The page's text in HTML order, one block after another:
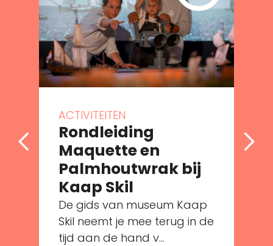
ACTIVITEITEN
Rondleiding
Maquette en
Palmhoutwrak bij
Kaap Skil
De gids van museum Kaap
Skil neemt je mee terug in de
tijd aan de hand v...